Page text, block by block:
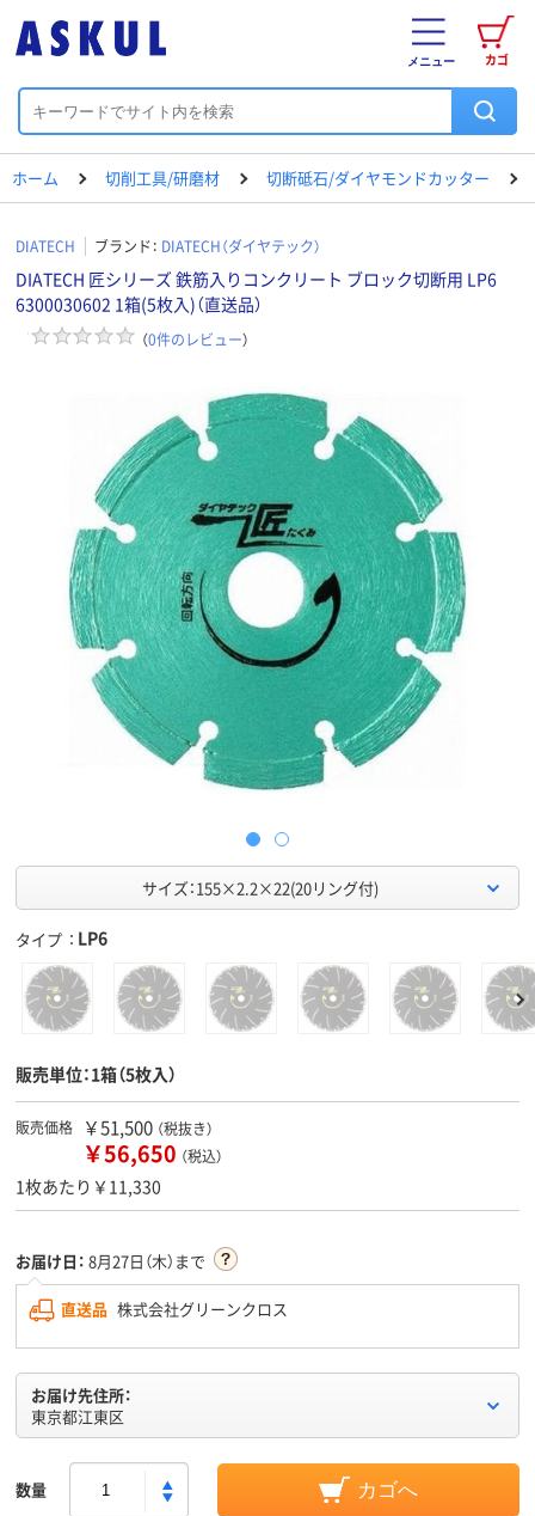
カゴ
メニュー
ホーム 切削工具/研磨材 切断砥石/ダイヤモンドカッター
DIATECH ブランド： DIATECH（ダイヤテック）
DIATECH 匠シリーズ 鉄筋入りコンクリート ブロック切断用 LP6
6300030602 1箱(5枚入)（直送品）
（0件のレビュー）
サイズ：155×2.2×22(20リング付)
タイプ LP6
販売単位：1箱（5枚入）
販売価格 ￥51,500 （税抜き）
￥56,650 （税込）
1枚あたり￥11,330
お届け日： 8月27日（木）まで
直送品 株式会社グリーンクロス
お届け先住所：
東京都江東区
数量 カゴへ